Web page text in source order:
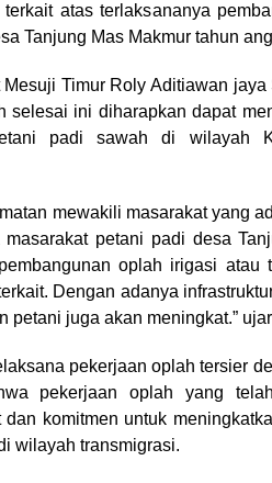
atas terlaksananya
Tanjung Mas Makmur tahun
Timur Roly Aditiawan
selesai ini diharapkan dapat
padi sawah di wilayah
mewakili masarakat yang
masarakat petani padi desa
oplah irigasi
Dengan adanya
petani juga akan meningkat.”
pekerjaan oplah tersier
pekerjaan oplah yang
dan komitmen untuk
wilayah transmigrasi.